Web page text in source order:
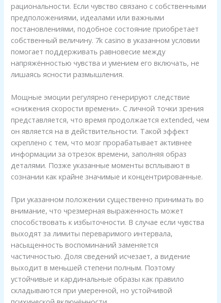
рациональности. Если чувство связано с собственными
предположениями, идеалами или важными
постановлениями, подобное состояние приобретает
собственный величину. 7k casino в указанном условии
помогает поддерживать равновесие между
напряжённостью чувства и умением его включать, не
лишаясь ясности размышления.
Мощные эмоции регулярно генерируют следствие
«снижения скорости времени». С личной точки зрения
представляется, что время продолжается extended, чем
он является на в действительности. Такой эффект
скреплено с тем, что мозг прорабатывает активнее
информации за отрезок времени, заполняя образ
деталями. Позже указанные моменты всплывают в
сознании как крайне значимые и концентрированные.
При указанном положении существенно принимать во
внимание, что чрезмерная выраженность может
способствовать к избыточности. В случае если чувства
выходят за лимиты переваримого интервала,
насыщенность воспоминаний заменяется
частичностью. Доля сведений исчезает, а видение
выходит в меньшей степени полным. Поэтому
устойчивые и кардинальные образы как правило
складываются при умеренной, но устойчивой